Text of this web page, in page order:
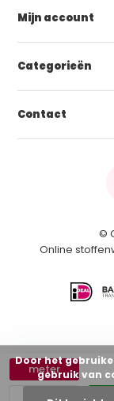
meter
Mijn account
Categorieën
Contact
©
Online
Door het
gebruik van